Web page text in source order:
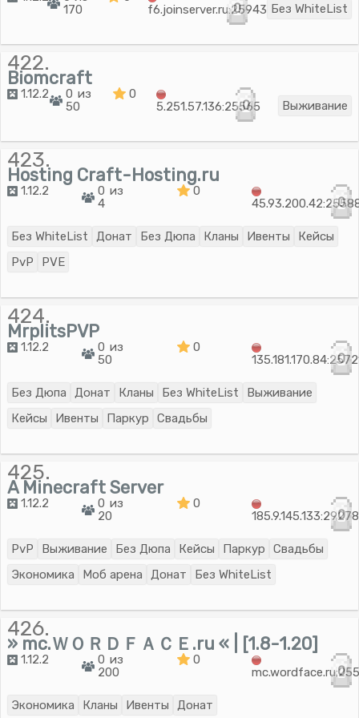
170
f6.joinserver.ru:25943
0 Без WhiteList
422.
Biomcraft
1.12.2
0 из
50
0
5.251.57.136:25565
0 Выживание
423.
Hosting Craft-Hosting.ru
1.12.2
0 из
4
0
0
Без WhiteList Донат Без Дюпа Кланы Ивенты
Кейсы
PvP
PVE
424.
MrplitsPVP
1.12.2
0 из
50
0
0
Без Дюпа Донат Кланы Без WhiteList
Выживание
Кейсы
Ивенты Паркур Свадьбы
425.
A Minecraft Server
1.12.2
0 из
20
0
185.9.145.133:29278
0
PvP Выживание Без Дюпа Кейсы Паркур
Свадьбы
Экономика
Моб арена Донат Без WhiteList
426.
» mc.ＷＯＲＤＦＡＣＥ.ru « | [1.8-1.20]
1.12.2
0 из
200
0
0
Экономика Кланы Ивенты Донат